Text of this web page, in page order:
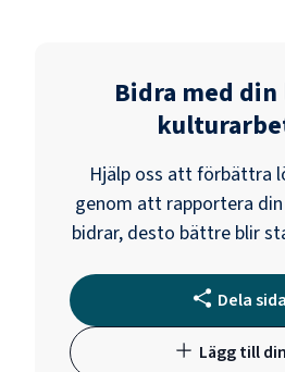
Bidra med din
Hjälp oss att förbättra
genom att rapportera
bidrar, desto bättre blir
Dela
Lägg till